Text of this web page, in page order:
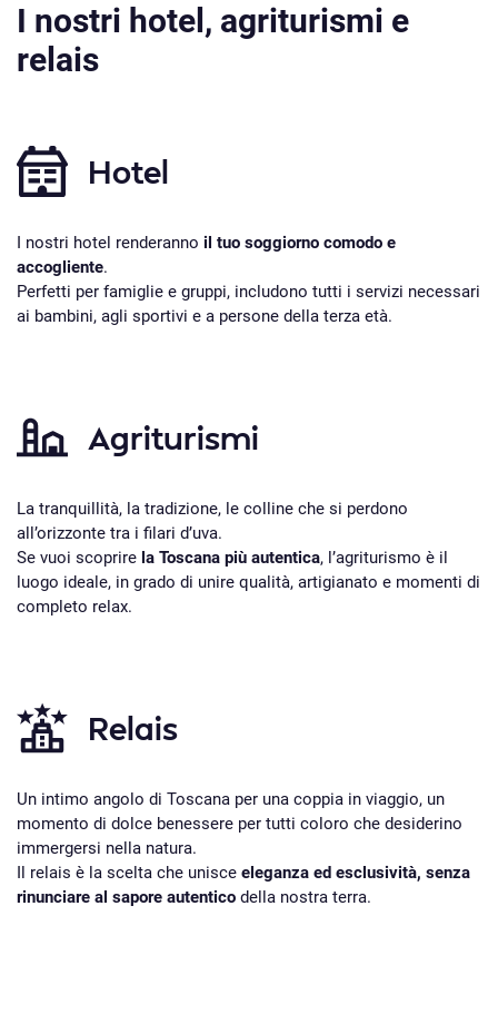
I nostri hotel, agriturismi e
relais
Hotel
I nostri hotel renderanno il tuo soggiorno comodo e
accogliente.
Perfetti per famiglie e gruppi, includono tutti i servizi necessari
ai bambini, agli sportivi e a persone della terza età.
Agriturismi
La tranquillità, la tradizione, le colline che si perdono
all’orizzonte tra i filari d’uva.
Se vuoi scoprire la Toscana più autentica, l’agriturismo è il
luogo ideale, in grado di unire qualità, artigianato e momenti di
completo relax.
Relais
Un intimo angolo di Toscana per una coppia in viaggio, un
momento di dolce benessere per tutti coloro che desiderino
immergersi nella natura.
Il relais è la scelta che unisce eleganza ed esclusività, senza
rinunciare al sapore autentico della nostra terra.